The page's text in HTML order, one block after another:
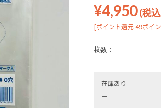
¥4,950(税
[ポイント還元 49ポイ
枚数：
在庫あり
－